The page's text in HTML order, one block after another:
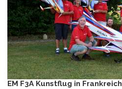
EM F3A Kunstflug in Frankreich